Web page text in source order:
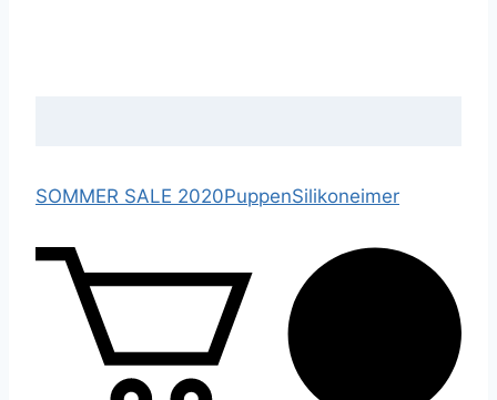
SOMMER SALE 2020PuppenSilikoneimer